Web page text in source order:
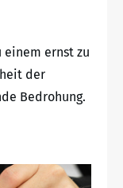
ernst zu
der
Bedrohung.